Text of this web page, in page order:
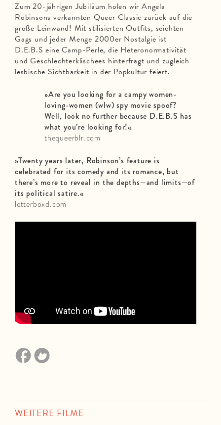
Zum 20-jährigen Jubiläum holen wir Angela
Robinsons verkannten Queer Classic zurück auf die
große Leinwand! Mit stilisierten Outfits, seichten
Gags und jeder Menge 2000er Nostalgie ist
D.E.B.S eine Camp-Perle, die Heteronormativität
und Geschlechterklischees hinterfragt und zugleich
lesbische Sichtbarkeit in der Popkultur feiert.
»Are you looking for a campy women-
loving-women (wlw) spy movie spoof?
Well, look no further because D.E.B.S has
what you’re looking for!«
thequeerblr.com
»Twenty years later, Robinson’s feature is
celebrated for its comedy and its romance, but
there’s more to reveal in the depths—and limits—of
its political satire.«
letterboxd.com
WEITERE FILME